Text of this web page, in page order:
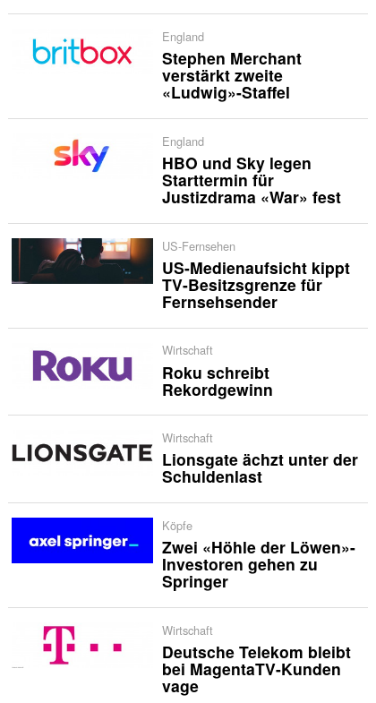
England
Stephen Merchant
verstärkt zweite
«Ludwig»-Staffel
England
HBO und Sky legen
Starttermin für
Justizdrama «War» fest
US-Fernsehen
US-Medienaufsicht kippt
TV-Besitzsgrenze für
Fernsehsender
Wirtschaft
Roku schreibt
Rekordgewinn
Wirtschaft
Lionsgate ächzt unter der
Schuldenlast
Köpfe
Zwei «Höhle der Löwen»-
Investoren gehen zu
Springer
Wirtschaft
Deutsche Telekom bleibt
bei MagentaTV-Kunden
vage